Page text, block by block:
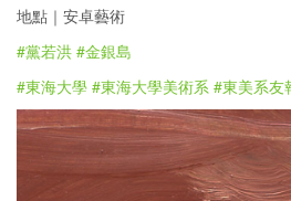
地點｜安卓藝術
#黨若洪 #金銀島
#東海大學 #東海大學美術系 #東美系友